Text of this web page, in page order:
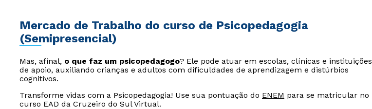
Mercado de Trabalho do curso de Psicopedagogia
(Semipresencial)
Mas, afinal, o que faz um psicopedagogo? Ele pode atuar em escolas, clínicas e instituições
de apoio, auxiliando crianças e adultos com dificuldades de aprendizagem e distúrbios
cognitivos.
Transforme vidas com a Psicopedagogia! Use sua pontuação do ENEM para se matricular no
curso EAD da Cruzeiro do Sul Virtual.